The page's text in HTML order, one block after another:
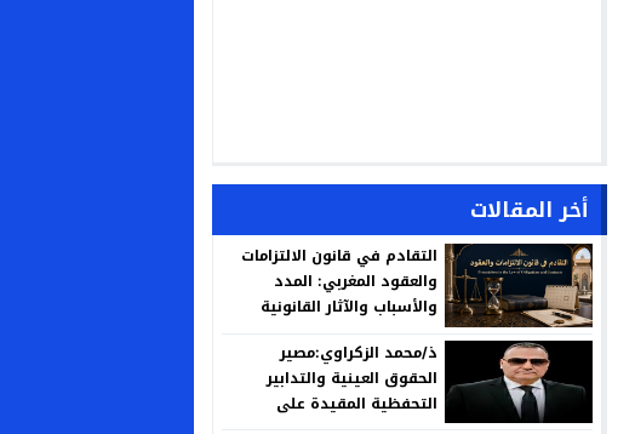
أخر المقالات
التقادم في قانون الالتزامات
والعقود المغربي: المدد
والأسباب والآثار القانونية
ذ/محمد الزكراوي:مصير
الحقوق العينية والتدابير
التحفظية المقيدة على